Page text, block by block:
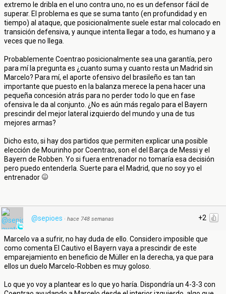
extremo le dribla en el uno contra uno, no es un defensor fácil de
superar. El problema es que se suma tanto (en profundidad y en
tiempo) al ataque, que posicionalmente suele estar mal colocado en
transición defensiva, y aunque intenta llegar a todo, es humano y a
veces que no llega.
Probablemente Coentrao posicionalmente sea una garantía, pero
para mí la pregunta es ¿cuanto suma y cuanto resta un Madrid sin
Marcelo? Para mí, el aporte ofensivo del brasileño es tan tan
importante que puesto en la balanza merece la pena hacer una
pequeña concesión atrás para no perder todo lo que en fase
ofensiva le da al conjunto. ¿No es aún más regalo para el Bayern
prescindir del mejor lateral izquierdo del mundo y una de tus
mejores armas?
Dicho esto, si hay dos partidos que permiten explicar una posible
elección de Mourinho por Coentrao, son el del Barça de Messi y el
Bayern de Robben. Yo si fuera entrenador no tomaría esa decisión
pero puedo entenderla. Suerte para el Madrid, que no soy yo el
entrenador
+2
@sepioes · hace 748 semanas
Marcelo va a sufrir, no hay duda de ello. Considero imposible que
como comenta El Cautivo el Bayern vaya a prescindir de este
emparejamiento en beneficio de Müller en la derecha, ya que para
ellos un duelo Marcelo-Robben es muy goloso.
Lo que yo voy a plantear es lo que yo haría. Dispondría un 4-3-3 con